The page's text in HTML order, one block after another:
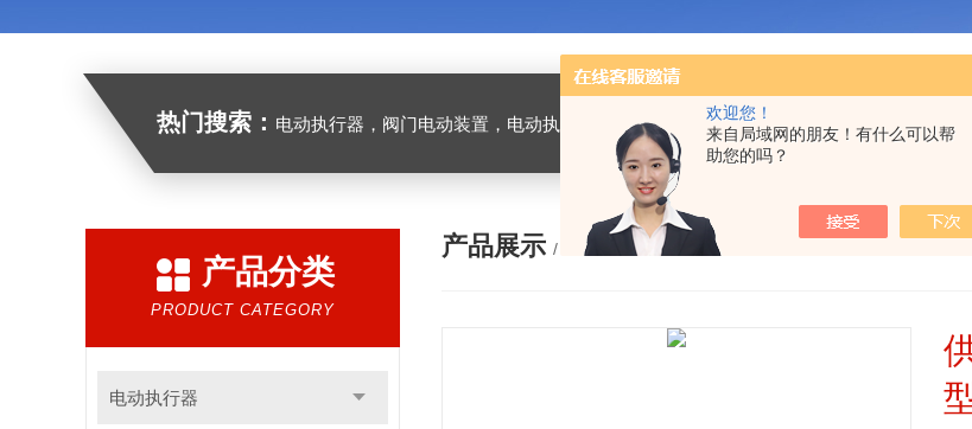
欢迎您！
来自局域网的朋友！有什么可以帮
助您的吗？
热门搜索： 电动执行器，阀门电动装置，电动执行机构，阀门驱动装置，电动头，角行程电动执行器，智能防爆型电动执行器，多回转电动执行器
产品分类
PRODUCT CATEGORY
电动执行器
产品展示 / PRODUCTS